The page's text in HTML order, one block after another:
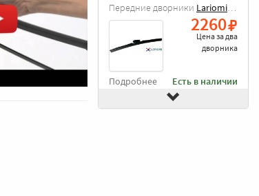
Передние дворники Lariomi Hybrid
2260
Цена задва
дворника
Есть в наличии
Подробнее